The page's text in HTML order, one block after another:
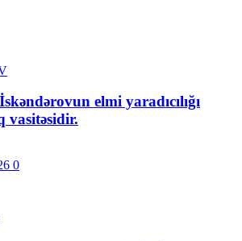
elmi yaradıcılığı
vasitəsidir.
0